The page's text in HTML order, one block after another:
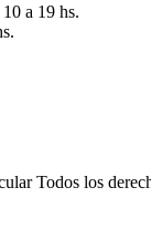
a 19 hs.
Todos los